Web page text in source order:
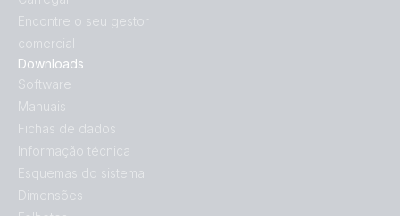
Downloads
Software
Manuais
Fichas de dados
Informação técnica
Esquemas do sistema
Dimensões
Encontre o seu gestor
comercial